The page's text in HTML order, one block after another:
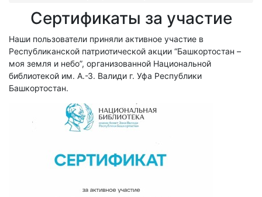
Сертификаты за участие
Наши пользователи приняли активное участие в
Республиканской патриотической акции “Башкортостан –
моя земля и небо”, организованной Национальной
библиотекой им. А.-З. Валиди г. Уфа Республики
Башкортостан.